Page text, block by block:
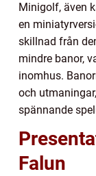
Minigolf, även
en
skillnad från
mindre banor,
inomhus.
och
spännande
Falun